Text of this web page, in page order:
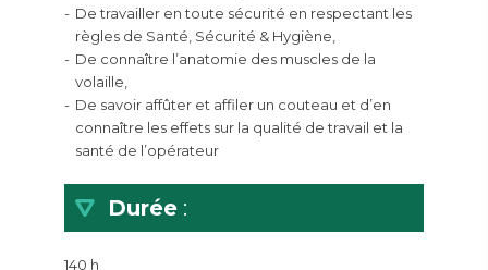
De travailler en toute sécurité en respectant les
règles de Santé, Sécurité & Hygiène,
De connaître l’anatomie des muscles de la
volaille,
De savoir affûter et affiler un couteau et d’en
connaître les effets sur la qualité de travail et la
santé de l’opérateur
Durée:
140 h